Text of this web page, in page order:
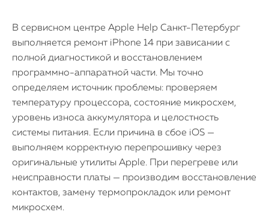
В сервисном центре Apple Help Санкт-Петербург
выполняется ремонт iPhone 14 при зависании с
полной диагностикой и восстановлением
программно-аппаратной части. Мы точно
определяем источник проблемы: проверяем
температуру процессора, состояние микросхем,
уровень износа аккумулятора и целостность
системы питания. Если причина в сбое iOS —
выполняем корректную перепрошивку через
оригинальные утилиты Apple. При перегреве или
неисправности платы — производим восстановление
контактов, замену термопрокладок или ремонт
микросхем.